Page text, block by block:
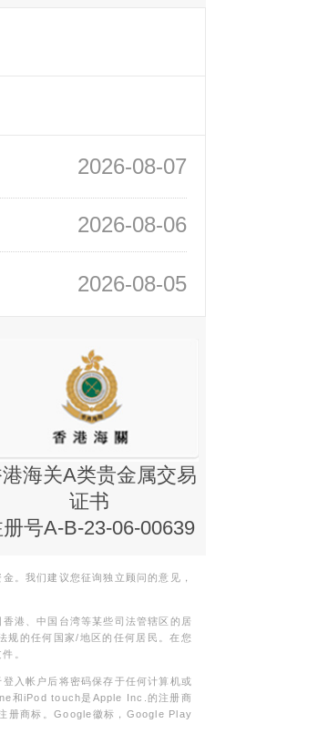
2026-08-07
2026-08-06
2026-08-05
海关A类贵金属交易
证书
号A-B-23-06-00639
。我们建议您征询独立顾问的意见，
港、中国台湾等某些司法管辖区的居
规的任何国家/地区的任何居民。在您
。
入帐户后将密码保存于任何计算机或
和iPod touch是Apple Inc.的注册商
册商标。Google徽标，Google Play